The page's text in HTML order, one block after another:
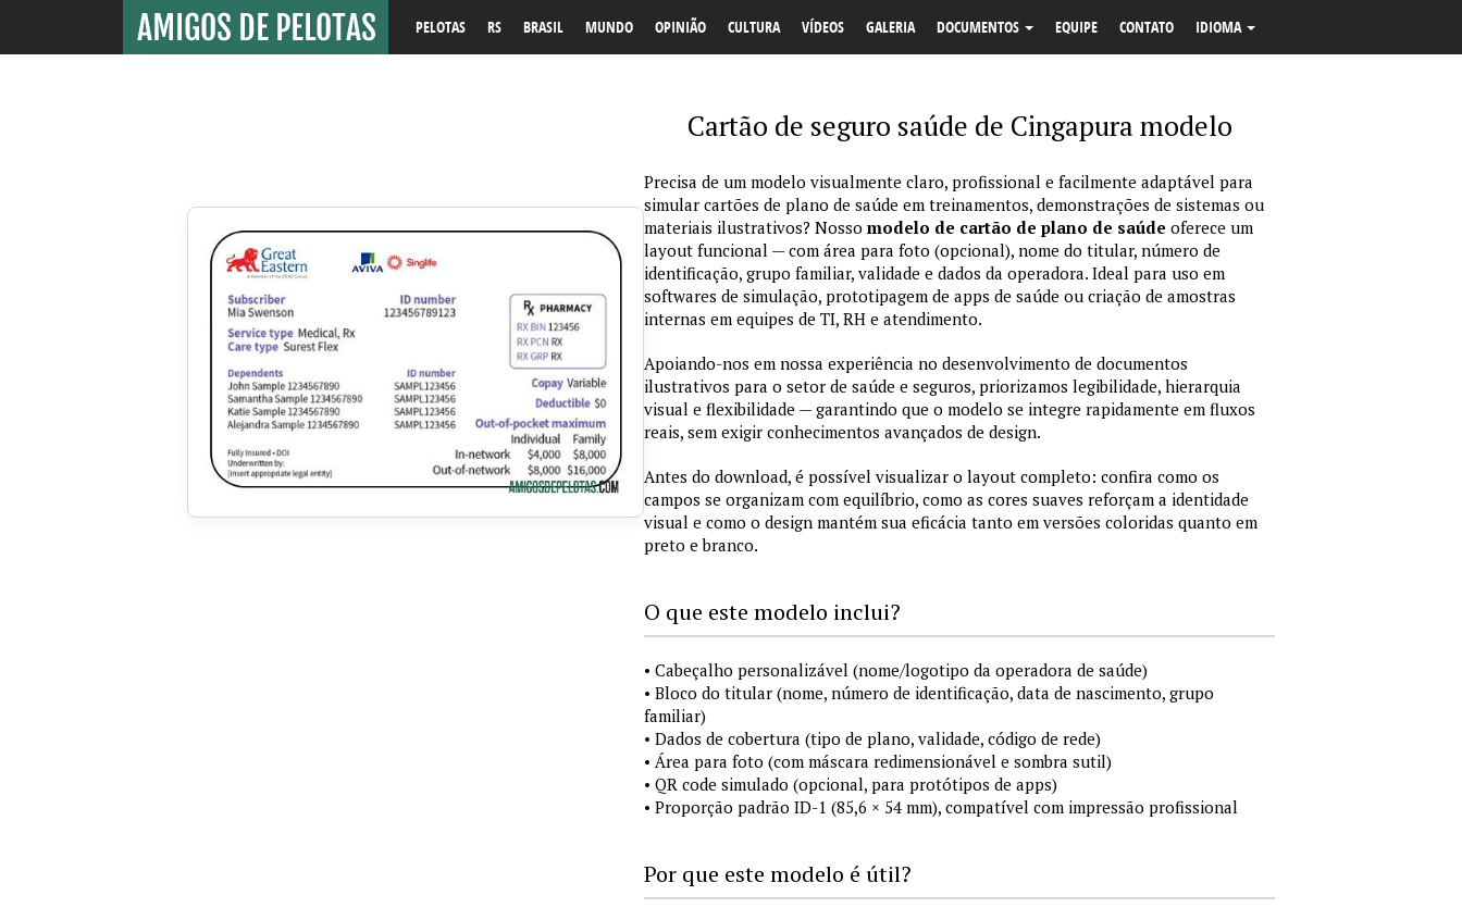
PELOTAS RS BRASIL MUNDO OPINIÃO CULTURA VÍDEOS GALERIA DOCUMENTOS EQUIPE CONTATO IDIOMA
Cartão de seguro saúde de Cingapura modelo
Precisa de um modelo visualmente claro, profissional e facilmente adaptável para
simular cartões de plano de saúde em treinamentos, demonstrações de sistemas ou
materiais ilustrativos? Nosso modelo de cartão de plano de saúde oferece um
layout funcional — com área para foto (opcional), nome do titular, número de
identificação, grupo familiar, validade e dados da operadora. Ideal para uso em
softwares de simulação, prototipagem de apps de saúde ou criação de amostras
internas em equipes de TI, RH e atendimento.
Apoiando-nos em nossa experiência no desenvolvimento de documentos
ilustrativos para o setor de saúde e seguros, priorizamos legibilidade, hierarquia
visual e flexibilidade — garantindo que o modelo se integre rapidamente em fluxos
reais, sem exigir conhecimentos avançados de design.
Antes do download, é possível visualizar o layout completo: confira como os
campos se organizam com equilíbrio, como as cores suaves reforçam a identidade
visual e como o design mantém sua eficácia tanto em versões coloridas quanto em
preto e branco.
O que este modelo inclui?
• Cabeçalho personalizável (nome/logotipo da operadora de saúde)
• Bloco do titular (nome, número de identificação, data de nascimento, grupo
familiar)
• Dados de cobertura (tipo de plano, validade, código de rede)
• Área para foto (com máscara redimensionável e sombra sutil)
• QR code simulado (opcional, para protótipos de apps)
• Proporção padrão ID-1 (85,6 × 54 mm), compatível com impressão profissional
Por que este modelo é útil?